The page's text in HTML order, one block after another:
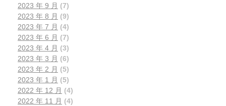
2023 年 9 月 (7)
2023 年 8 月 (9)
2023 年 7 月 (4)
2023 年 6 月 (7)
2023 年 4 月 (3)
2023 年 3 月 (6)
2023 年 2 月 (5)
2023 年 1 月 (5)
2022 年 12 月 (4)
2022 年 11 月 (4)